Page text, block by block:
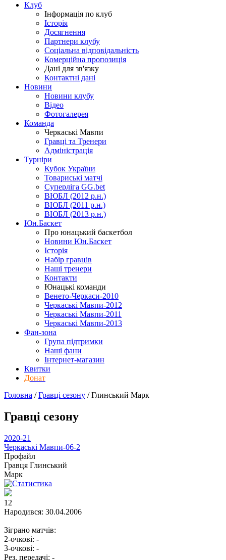
Клуб
Інформація по клуб
Історія
Досягнення
Партнери клубу
Соціальна відповідальність
Комерційна пропозиція
Дані для зв'язку
Контактні дані
Новини
Новини клубу
Відео
Фотогалерея
Команда
Черкаські Мавпи
Гравці та Тренери
Адміністрація
Турніри
Кубок України
Товариські матчі
Суперліга GG.bet
ВЮБЛ (2012 р.н.)
ВЮБЛ (2011 р.н.)
ВЮБЛ (2013 р.н.)
Юн.Баскет
Про юнацький баскетбол
Новини Юн.Баскет
Історія
Набір гравців
Наші тренери
Контакти
Юнацькі команди
Венето-Черкаси-2010
Черкаські Мавпи-2012
Черкаські Мавпи-2011
Черкаські Мавпи-2013
Фан-зона
Група підтримки
Наші фани
Інтернет-магазин
Квитки
Донат
Головна /Гравці сезону /Глинський Марк
Гравці сезону
2020-21
Черкаські Мавпи-06-2
Профайл
Гравця Глинський
Марк
12
Народився: 30.04.2006
Зіграно матчів:
2-очкові: -
3-очкові: -
Рез. передачі: -